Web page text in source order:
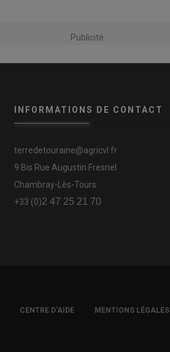
Publicité
INFORMATIONS DE CONTACT
terredetouraine@agricvl.fr
9 Bis Rue Augustin Fresnel
Chambray-Lès-Tours
+33 (0)2 47 25 21 70
CENTRE D'AIDE MENTIONS LÉGALES